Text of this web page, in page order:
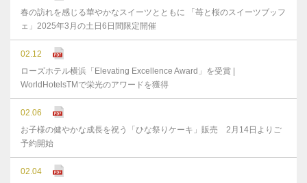
春の訪れを感じる華やかなスイーツとともに 「苺と桜のスイーツブッフ
ェ」2025年3月の土日6日間限定開催
02.12
ローズホテル横浜「Elevating Excellence Award」を受賞 |
WorldHotelsTMで栄光のアワードを獲得
02.06
お子様の健やかな成⻑を祝う「ひな祭りケーキ」販売 2月14日よりご
予約開始
02.04